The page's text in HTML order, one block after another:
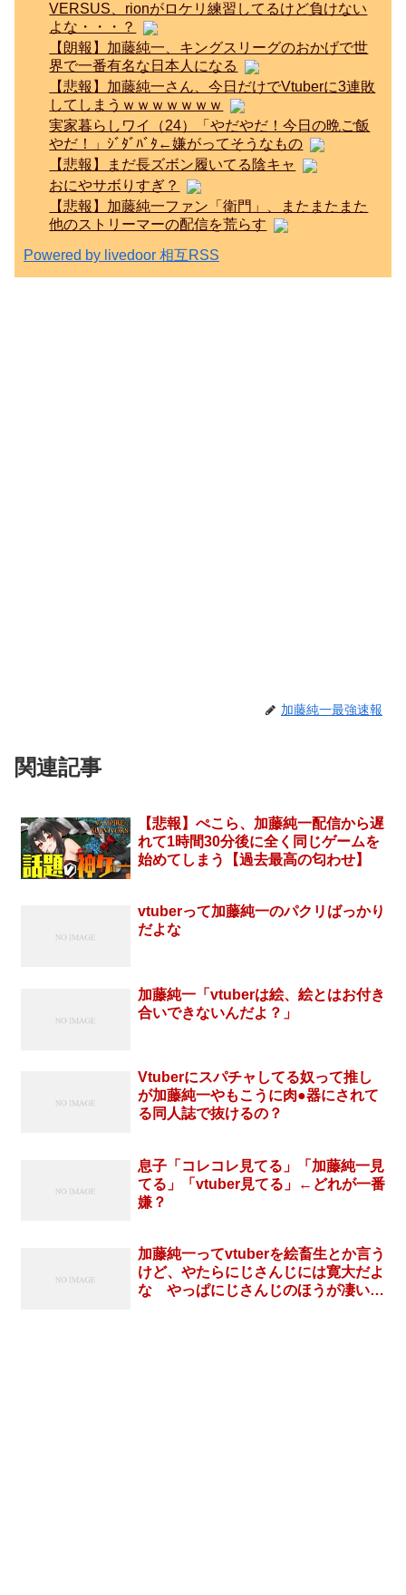
VERSUS、rionがロケリ練習してるけど負けない
よな・・・？
【朗報】加藤純一、キングスリーグのおかげで世
界で一番有名な日本人になる
【悲報】加藤純一さん、今日だけでVtuberに3連敗
してしまうｗｗｗｗｗｗｗ
実家暮らしワイ（24）「やだやだ！今日の晩ご飯
やだ！」ｼﾞﾀﾞﾊﾞﾀ←嫌がってそうなもの
【悲報】まだ長ズボン履いてる陰キャ
おにやサボりすぎ？
【悲報】加藤純一ファン「衛門」、またまたまた
他のストリーマーの配信を荒らす
Powered by livedoor 相互RSS
加藤純一最強速報
関連記事
【悲報】ぺこら、加藤純一配信から遅
れて1時間30分後に全く同じゲームを
始めてしまう【過去最高の匂わせ】
vtuberって加藤純一のパクリばっかり
だよな
加藤純一「vtuberは絵、絵とはお付き
合いできないんだよ？」
Vtuberにスパチャしてる奴って推し
が加藤純一やもこうに肉●器にされて
る同人誌で抜けるの？
息子「コレコレ見てる」「加藤純一見
てる」「vtuber見てる」←どれが一番
嫌？
加藤純一ってvtuberを絵畜生とか言う
けど、やたらにじさんじには寛大だよ
な やっぱにじさんじのほうが凄いの